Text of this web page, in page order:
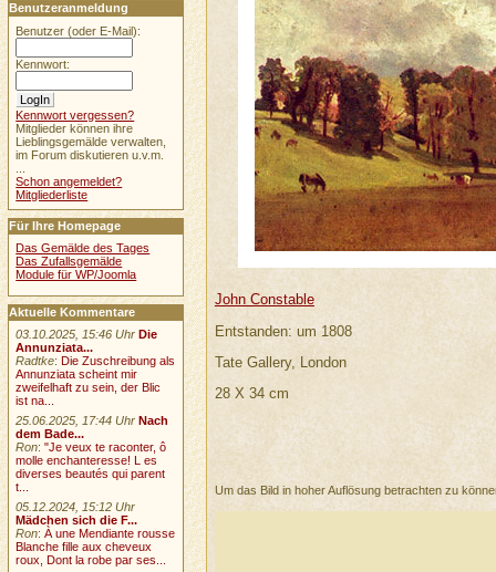
John Constable
Entstanden: um 1808
Tate Gallery, London
28 X 34 cm
Um das Bild in hoher Auflösung betrachten zu
Benutzeranmeldung
Benutzer (oder E-Mail):
Kennwort:
Kennwort vergessen?
Mitglieder können ihre
Lieblingsgemälde verwalten,
im Forum diskutieren u.v.m.
Schon angemeldet?
Mitgliederliste
Für Ihre Homepage
Das Gemälde des Tages
Das Zufallsgemälde
Module für WP/Joomla
Aktuelle Kommentare
03.10.2025, 15:46 Uhr Die
Annunziata...
Radtke: Die Zuschreibung als
Annunziata scheint mir
zweifelhaft zu sein, der Blic
ist na...
25.06.2025, 17:44 Uhr Nach
dem Bade...
Ron:"Je veux te raconter, ô
molle enchanteresse! L es
diverses beautés qui parent
t...
05.12.2024, 15:12 Uhr
Mädchen sich die F...
Ron:À une Mendiante rousse
Blanche fille aux cheveux
roux, Dont la robe par ses...